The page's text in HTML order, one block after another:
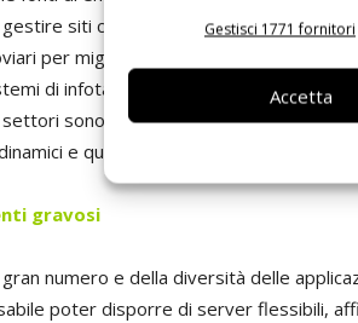
Gestisci 1771 fornitori
Accetta
siti complessi. Nel settore dei
per migliorare la gestione
di infotainment. Anche la guida
sono quelli della video
e quello medicale.
gravosi
numero e della diversità delle
poter disporre di server flessibili,